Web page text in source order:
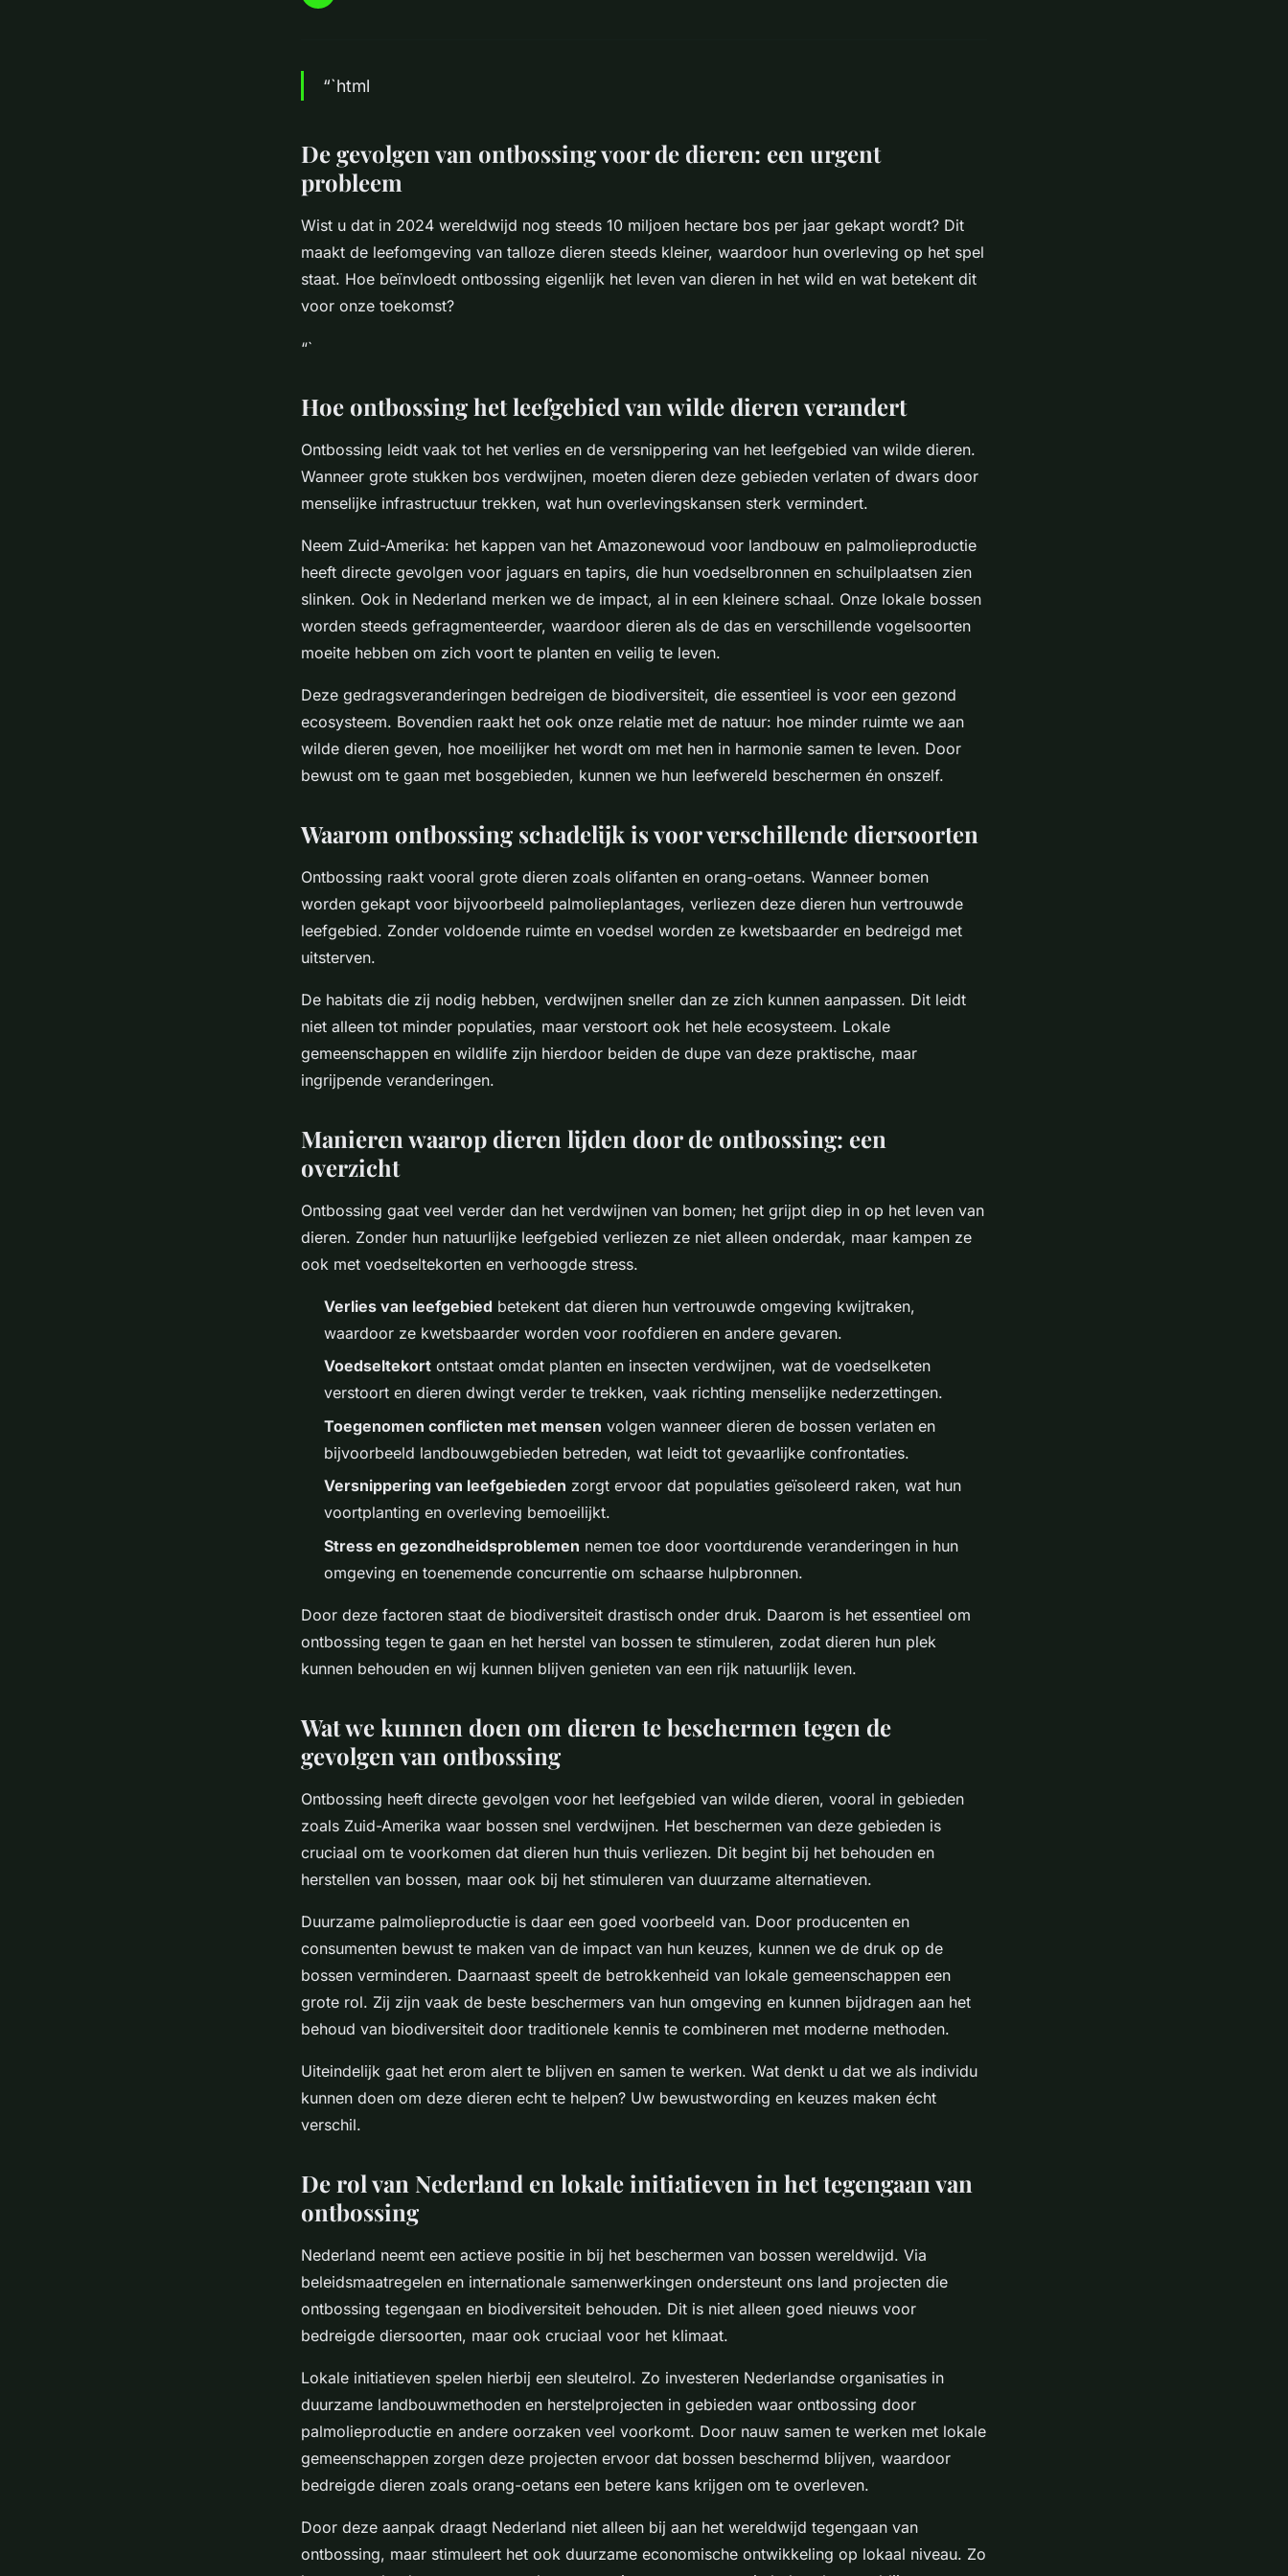
“`html
De gevolgen van ontbossing voor de dieren: een urgent
probleem
Wist u dat in 2024 wereldwijd nog steeds 10 miljoen hectare bos per jaar gekapt wordt? Dit
maakt de leefomgeving van talloze dieren steeds kleiner, waardoor hun overleving op het spel
staat. Hoe beïnvloedt ontbossing eigenlijk het leven van dieren in het wild en wat betekent dit
voor onze toekomst?
“`
Hoe ontbossing het leefgebied van wilde dieren verandert
Ontbossing leidt vaak tot het verlies en de versnippering van het leefgebied van wilde dieren.
Wanneer grote stukken bos verdwijnen, moeten dieren deze gebieden verlaten of dwars door
menselijke infrastructuur trekken, wat hun overlevingskansen sterk vermindert.
Neem Zuid-Amerika: het kappen van het Amazonewoud voor landbouw en palmolieproductie
heeft directe gevolgen voor jaguars en tapirs, die hun voedselbronnen en schuilplaatsen zien
slinken. Ook in Nederland merken we de impact, al in een kleinere schaal. Onze lokale bossen
worden steeds gefragmenteerder, waardoor dieren als de das en verschillende vogelsoorten
moeite hebben om zich voort te planten en veilig te leven.
Deze gedragsveranderingen bedreigen de biodiversiteit, die essentieel is voor een gezond
ecosysteem. Bovendien raakt het ook onze relatie met de natuur: hoe minder ruimte we aan
wilde dieren geven, hoe moeilijker het wordt om met hen in harmonie samen te leven. Door
bewust om te gaan met bosgebieden, kunnen we hun leefwereld beschermen én onszelf.
Waarom ontbossing schadelijk is voor verschillende diersoorten
Ontbossing raakt vooral grote dieren zoals olifanten en orang-oetans. Wanneer bomen
worden gekapt voor bijvoorbeeld palmolieplantages, verliezen deze dieren hun vertrouwde
leefgebied. Zonder voldoende ruimte en voedsel worden ze kwetsbaarder en bedreigd met
uitsterven.
De habitats die zij nodig hebben, verdwijnen sneller dan ze zich kunnen aanpassen. Dit leidt
niet alleen tot minder populaties, maar verstoort ook het hele ecosysteem. Lokale
gemeenschappen en wildlife zijn hierdoor beiden de dupe van deze praktische, maar
ingrijpende veranderingen.
Manieren waarop dieren lijden door de ontbossing: een
overzicht
Ontbossing gaat veel verder dan het verdwijnen van bomen; het grijpt diep in op het leven van
dieren. Zonder hun natuurlijke leefgebied verliezen ze niet alleen onderdak, maar kampen ze
ook met voedseltekorten en verhoogde stress.
Verlies van leefgebied betekent dat dieren hun vertrouwde omgeving kwijtraken,
waardoor ze kwetsbaarder worden voor roofdieren en andere gevaren.
Voedseltekort ontstaat omdat planten en insecten verdwijnen, wat de voedselketen
verstoort en dieren dwingt verder te trekken, vaak richting menselijke nederzettingen.
Toegenomen conflicten met mensen volgen wanneer dieren de bossen verlaten en
bijvoorbeeld landbouwgebieden betreden, wat leidt tot gevaarlijke confrontaties.
Versnippering van leefgebieden zorgt ervoor dat populaties geïsoleerd raken, wat hun
voortplanting en overleving bemoeilijkt.
Stress en gezondheidsproblemen nemen toe door voortdurende veranderingen in hun
omgeving en toenemende concurrentie om schaarse hulpbronnen.
Door deze factoren staat de biodiversiteit drastisch onder druk. Daarom is het essentieel om
ontbossing tegen te gaan en het herstel van bossen te stimuleren, zodat dieren hun plek
kunnen behouden en wij kunnen blijven genieten van een rijk natuurlijk leven.
Wat we kunnen doen om dieren te beschermen tegen de
gevolgen van ontbossing
Ontbossing heeft directe gevolgen voor het leefgebied van wilde dieren, vooral in gebieden
zoals Zuid-Amerika waar bossen snel verdwijnen. Het beschermen van deze gebieden is
cruciaal om te voorkomen dat dieren hun thuis verliezen. Dit begint bij het behouden en
herstellen van bossen, maar ook bij het stimuleren van duurzame alternatieven.
Duurzame palmolieproductie is daar een goed voorbeeld van. Door producenten en
consumenten bewust te maken van de impact van hun keuzes, kunnen we de druk op de
bossen verminderen. Daarnaast speelt de betrokkenheid van lokale gemeenschappen een
grote rol. Zij zijn vaak de beste beschermers van hun omgeving en kunnen bijdragen aan het
behoud van biodiversiteit door traditionele kennis te combineren met moderne methoden.
Uiteindelijk gaat het erom alert te blijven en samen te werken. Wat denkt u dat we als individu
kunnen doen om deze dieren echt te helpen? Uw bewustwording en keuzes maken écht
verschil.
De rol van Nederland en lokale initiatieven in het tegengaan van
ontbossing
Nederland neemt een actieve positie in bij het beschermen van bossen wereldwijd. Via
beleidsmaatregelen en internationale samenwerkingen ondersteunt ons land projecten die
ontbossing tegengaan en biodiversiteit behouden. Dit is niet alleen goed nieuws voor
bedreigde diersoorten, maar ook cruciaal voor het klimaat.
Lokale initiatieven spelen hierbij een sleutelrol. Zo investeren Nederlandse organisaties in
duurzame landbouwmethoden en herstelprojecten in gebieden waar ontbossing door
palmolieproductie en andere oorzaken veel voorkomt. Door nauw samen te werken met lokale
gemeenschappen zorgen deze projecten ervoor dat bossen beschermd blijven, waardoor
bedreigde dieren zoals orang-oetans een betere kans krijgen om te overleven.
Door deze aanpak draagt Nederland niet alleen bij aan het wereldwijd tegengaan van
ontbossing, maar stimuleert het ook duurzame economische ontwikkeling op lokaal niveau. Zo